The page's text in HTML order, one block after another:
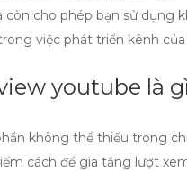
cho phép bạn sử dụng
việc phát triển kênh
youtube là
không thể thiếu trong
cách để gia tăng lượt